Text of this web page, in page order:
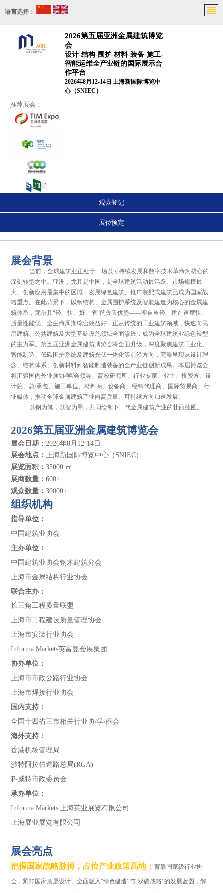
语言选择：
2026第五届亚洲金属建筑博览
会
设计-结构-围护-材料-装备-施工-
智能运维全产业链的国际展示合
作平台
2026年8月12-14日 上海新国际博览中
心（SNIEC）
推荐展会：
观众登记
展位预定
展会背景
当前，全球建筑业正处于一场以可持续发展和数字技术革命为核心的
深刻转型之中。亚洲，尤其是中国，是全球建筑活动最活跃、市场规模最
大、创新应用最集中的区域，发展绿色建筑、推广装配式建筑已成为国家战
略重点。在此背景下，以钢结构、金属围护系统及智能建造为核心的金属建
筑体系，凭借其“轻、快、好、省”的先天优势——即自重轻、建造速度快、
质量性能优、全生命周期综合效益好，正从传统的工业建筑领域，快速向民
用建筑、公共建筑及大型基础设施领域全面渗透，成为全球建筑业绿色转型
的主力军。第五届亚洲金属建筑博览会将全面升级，深度聚焦建筑工业化、
智能制造、低碳围护系统及建筑光伏一体化等前沿方向，完整呈现从设计理
念、结构体系、创新材料到智能制造装备的全产业链创新成果。本届博览会
将汇聚国内外业届协/学/会领导、高校研究所、行业专家、业主、投资方、设
计院、总/承包、施工单位、材料商、设备商、经销代理商、国际贸易商、行
业媒体，推动全球金属建筑产业向高质量、可持续方向加速发展。
以钢为笔，以智为墨，共同绘制下一代金属建筑产业的壮丽蓝图。
2026第五届亚洲金属建筑博览会
展会日期：2026年8月12-14日
展会地点：上海新国际博览中心（SNIEC）
展览面积：35000 ㎡
展商数量：600+
观众数量：30000+
组织机构
指导单位：
中国建筑业协会
主办单位：
中国建筑业协会钢木建筑分会
上海市金属结构行业协会
联合主办：
长三角工程质量联盟
上海市工程建设质量管理协会
上海市安装行业协会
Informa Markets英富曼会展集团
协办单位：
上海市市政公路行业协会
上海市焊接行业协会
国内支持：
全国十四省三市相关行业协/学/商会
海外支持：
香港机场管理局
沙特阿拉伯道路总局(RGA)
科威特市政委员会
承办单位：
Informa Markets|上海英业展览有限公司
上海展业展览有限公司
展会亮点
把握国家战略脉搏，占位产业政策高地 ：背靠国家级行业协
会，紧扣国家顶层设计、全面融入“绿色建造”与“双碳战略”的发展蓝图，解